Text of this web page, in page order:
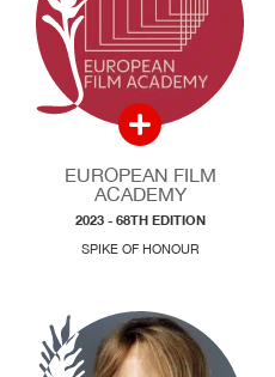
EUROPEAN FILM
ACADEMY
2023 - 68TH EDITION
SPIKE OF HONOUR